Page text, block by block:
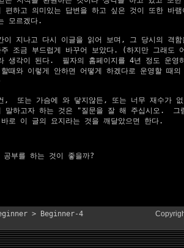
편하고 의미있는 답변을 하고 싶은 것이 또한 바램
모르겠다.
이 지나고 다시 이글을 읽어 보며, 그 당시의 격함
조금 부드럽게 바꾸어 보았다. (하지만 그래도
생각이 된다.  필자의 홈페이지를 4년 정도 운영
때와 이렇게 안하면 어떻게 하겠다로 운영할 때의
,  또는 가슴에 와 닿지않든, 또는 너무 재수가
말하고자 하는 것은 "질문을 잘 해 주십시오.  그
부를 하는 것이 좋을까?
> Beginner-4